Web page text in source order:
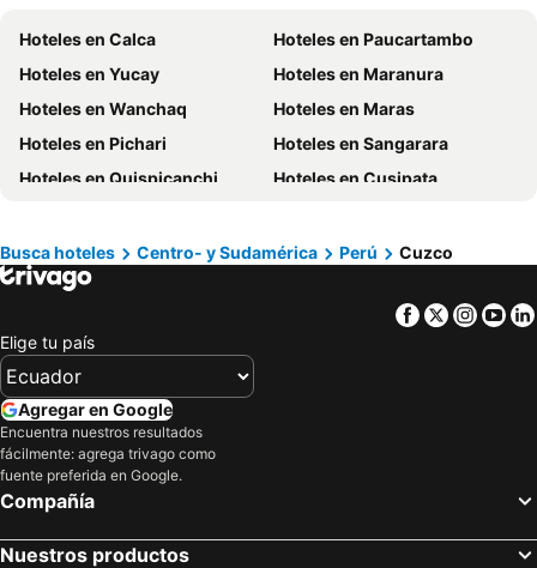
Hoteles en Curazao
Hoteles en Guatemala
Hoteles en Santa Cruz
Hoteles en Colombia
Hoteles en Campania
Hoteles en Manabí
Hoteles en Italia
Hoteles en Noruega
Hoteles en Tailandia
Hoteles en Nueva Jersey
Hoteles en Tumbes
Hoteles en Orellana
Hoteles en San Cristóbal
Hoteles en Calca
Hoteles en Paucartambo
Hoteles en Yucay
Hoteles en Maranura
Hoteles en Wanchaq
Hoteles en Maras
Hoteles en Pichari
Hoteles en Sangarara
Hoteles en Quispicanchi
Hoteles en Cusipata
Hoteles en Kosñipata
Hoteles en Limatambo
Hoteles en Zurite
Hoteles en Echarate
Hoteles en Santiago
Hoteles en Santa Teresa
Busca hoteles Centro- y Sudamérica Perú Cuzco
Facebook
Twitter
Elige tu país
Agregar en Google
Encuentra nuestros resultados
fácilmente: agrega trivago como
fuente preferida en Google.
Compañía
Nuestros productos